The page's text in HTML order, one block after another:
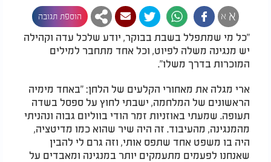
א א הוספת תגובה
"כל מי שמתפלל בשבת בבוקר, יודע שלכל עדה וקהילה
יש מנגינה משלה לפיוט, וכל אחד מתחבר למילים
המוכרות בדרך משלו".
ארי מגלה את מאחורי הקלעים של הלחן: "באחד מימיה
הראשונים של המלחמה, ישבתי לחוץ על ספסל בשדה
תעופה. שמעתי באוזניות זמר הודי בווליום גבוה ונהניתי
מהמנגינה, מהעיבוד. זה היה שיר שהוא כמו מדיטציה,
היה בו משפט אחד שתפס אותי, וזה גרם לי להבין
שאנחנו לפעמים מתעמקים יותר במנגינה ומאבדים על